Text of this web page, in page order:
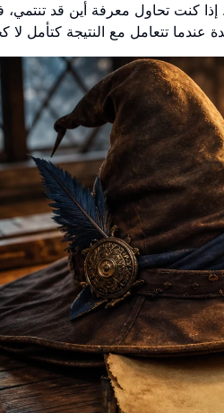
كنت تحاول معرفة أين قد تنتمي،